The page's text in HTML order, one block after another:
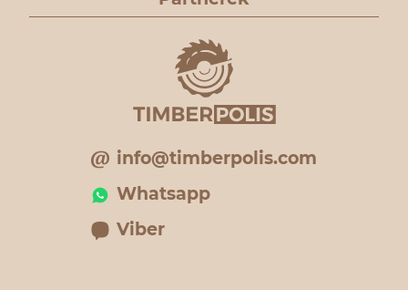
info@timberpolis.com
Whatsapp
Viber